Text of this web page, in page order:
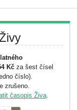
Kč za šest čísel
číslo).
zrušeno.
časopis Živa.